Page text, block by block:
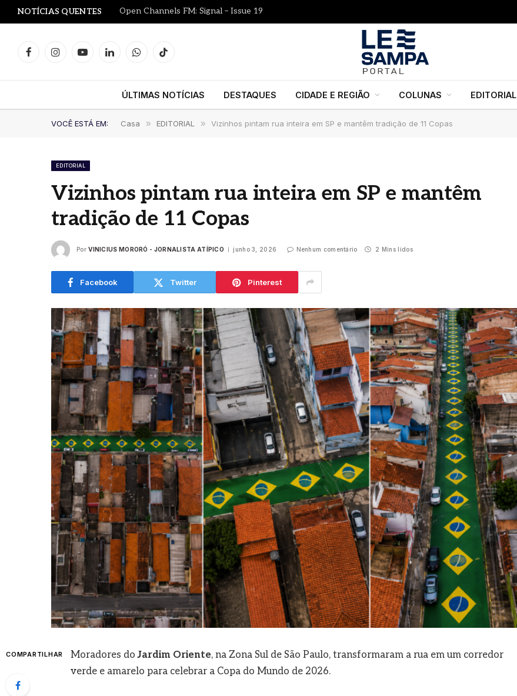
NOTÍCIAS QUENTES Open Channels FM: Signal – Issue 19
FacebookInstagramYouTubeLinkedInWhatsAppTikTok
ÚLTIMAS NOTÍCIAS DESTAQUES CIDADE E REGIÃO COLUNAS EDITORIAL
VOCÊ ESTÁ EM: Casa » EDITORIAL » Vizinhos pintam rua inteira em SP e mantêm tradição de 11 Copas
EDITORIAL
Vizinhos pintam rua inteira em SP e mantêm
tradição de 11 Copas
Por VINICIUS MORORÓ - JORNALISTA ATÍPICO junho 3, 2026 Nenhum comentário 2 Mins lidos
Facebook Twitter Pinterest
COMPARTILHAR Moradores doJardim Oriente, na Zona Sul de São Paulo, transformaram a rua em um corredor
verde e amarelo para celebrar a Copa do Mundo de 2026.